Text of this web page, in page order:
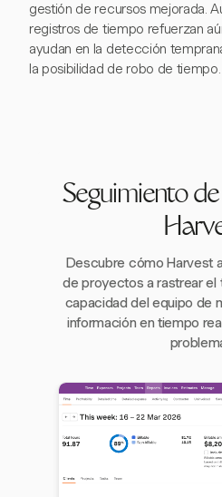
gestión de recursos mejorada.
registros de tiempo refuerzan
ayudan en la detección
la posibilidad de robo de tiempo.
Seguimiento
Descubre cómo Harvest
de proyectos a rastrear el
capacidad del equipo de
información en tiempo